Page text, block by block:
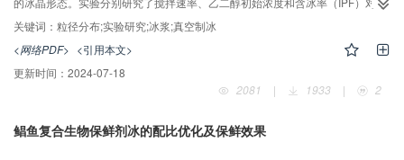
晶平均粒径的影响，并将实验得到的粒径分布与正态分布、对数正态分布、伽
马分布和威尔布分布进行对比。结果表明：不同实验条件下冰浆中冰晶粒径分
布均可统一用伽马分布来描述；搅拌速率对冰晶平均粒径几乎无影响；冰晶平
均粒径随溶液初始浓度的增大而减小，当乙二醇浓度从1%提高至7%时，冰晶
平均粒径从74.8 μm降至34.3 μm；含冰率达到一定大小时，才会对冰晶平均粒
关键词： 粒径分布;实验研究;冰浆;真空制冰
<网络PDF> <引用本文>
更新时间： 2024-07-18
2081
| 1933 | 2
鲳鱼复合生物保鲜剂冰的配比优化及保鲜效果